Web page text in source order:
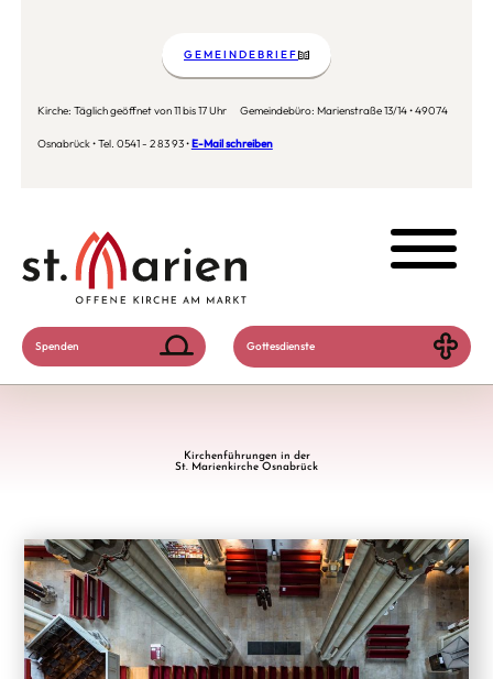
Kirche: Täglich geöffnet von 11 bis 17 Uhr Gemeindebüro: Marienstraße 13/14 • 49074
Osnabrück • Tel. 0541 - 2 83 93 •E-Mail schreiben
GEMEINDEBRIEF
Spenden Gottesdienste
Kirchenführungen in der
St. Marienkirche Osnabrück